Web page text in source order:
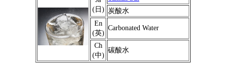
(日) 炭酸水
En
(英)
Carbonated Water
Ch
(中)
碳酸水